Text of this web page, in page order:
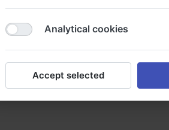
sans
Analytical cookies
Accept selected